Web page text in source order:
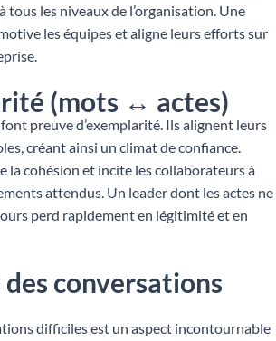
tous les niveaux de l’organisation. Une
les équipes et aligne leurs efforts sur
(mots ↔ actes)
preuve d’exemplarité. Ils alignent leurs
créant ainsi un climat de confiance.
la cohésion et incite les collaborateurs à
attendus. Un leader dont les actes ne
perd rapidement en légitimité et en
des conversations
difficiles est un aspect incontournable